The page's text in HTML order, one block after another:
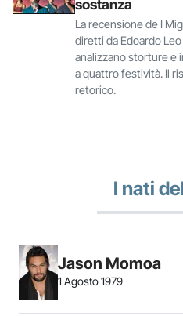
sostanza
La recensione de I
diretti da Edoardo
analizzano storture e
a quattro festività. Il
retorico.
I nati
Jason Momoa
1 Agosto 1979